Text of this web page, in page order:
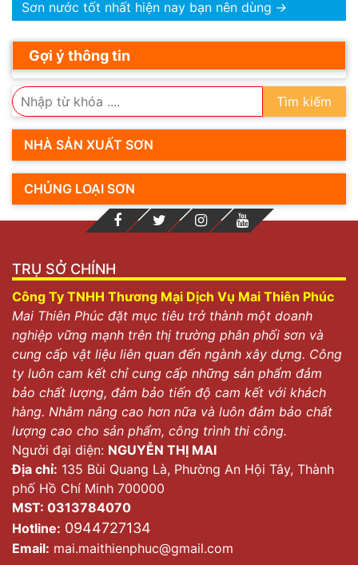
Sơn nước tốt nhất hiện nay bạn nên dùng →
Gợi ý thông tin
Tìm kiếm
NHÀ SẢN XUẤT SƠN
CHỦNG LOẠI SƠN
TRỤ SỞ CHÍNH
Công Ty TNHH Thương Mại Dịch Vụ Mai Thiên Phúc
Mai Thiên Phúc đặt mục tiêu trở thành một doanh
nghiệp vững mạnh trên thị trường phân phối sơn và
cung cấp vật liệu liên quan đến ngành xây dựng. Công
ty luôn cam kết chỉ cung cấp những sản phẩm đảm
bảo chất lượng, đảm bảo tiến độ cam kết với khách
hàng. Nhằm nâng cao hơn nữa và luôn đảm bảo chất
lượng cao cho sản phẩm, công trình thi công.
Người đại diện: NGUYỄN THỊ MAI
Địa chỉ: 135 Bùi Quang Là, Phường An Hội Tây, Thành
phố Hồ Chí Minh 700000
MST: 0313784070
Hotline: 0944727134
Email: mai.maithienphuc@gmail.com